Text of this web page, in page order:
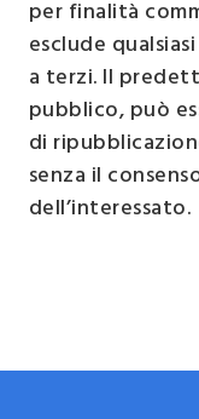
per finalità
esclude
a terzi. Il
pubblico, può
di
senza il
dell’interessato.